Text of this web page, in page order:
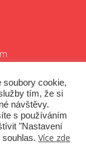
soubory cookie,
tím, že si
návštěvy.
s používáním
"Nastavení
Více zde